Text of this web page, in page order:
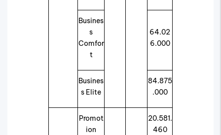
Busines
s
Comfor
t
64.02
6.000
Busines
s Elite
84.875
.000
Promot
ion
20.581.
460